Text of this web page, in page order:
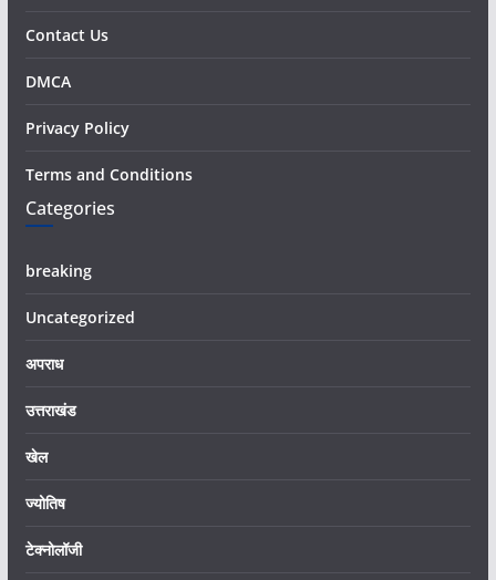
Contact Us
DMCA
Privacy Policy
Terms and Conditions
Categories
breaking
Uncategorized
अपराध
उत्तराखंड
खेल
ज्योतिष
टेक्नोलॉजी